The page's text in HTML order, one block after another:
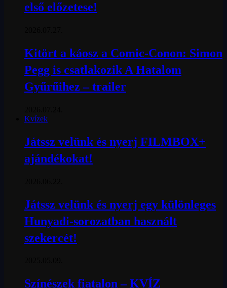
első előzetese!
Kitört a káosz a Comic-Conon: Simon
Pegg is csatlakozik A Hatalom
Gyűrűihez – trailer
Kvízek
Játssz velünk és nyerj FILMBOX+
ajándékokat!
Játssz velünk és nyerj egy különleges
Hunyadi-sorozatban használt
szekercét!
Színészek fiatalon – KVÍZ